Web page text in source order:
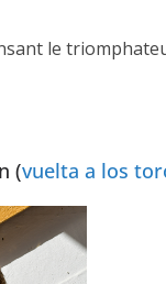
le
(vuelta a los